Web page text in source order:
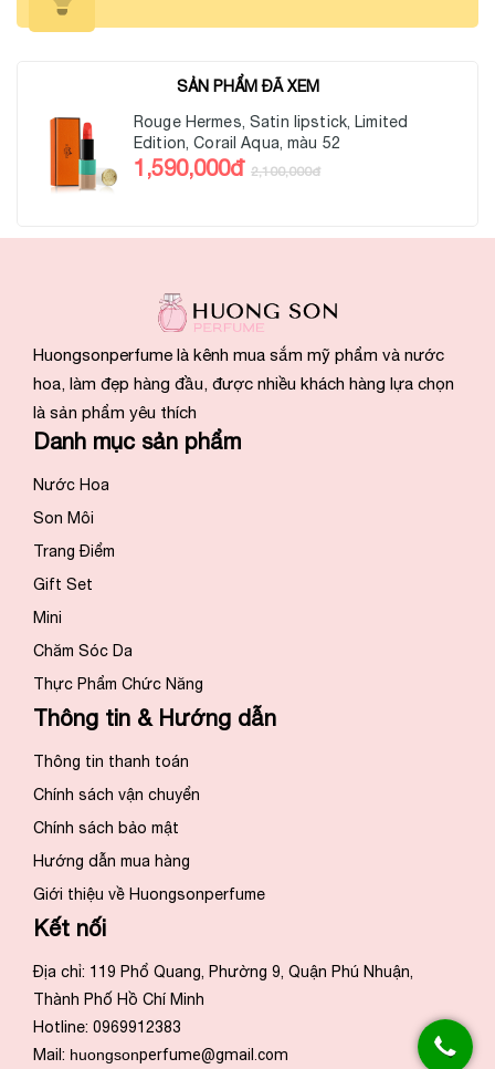
SẢN PHẨM ĐÃ XEM
Rouge Hermes, Satin lipstick, Limited
Edition, Corail Aqua, màu 52
1,590,000đ 2,100,000đ
Huongsonperfume là kênh mua sắm mỹ phẩm và nước
hoa, làm đẹp hàng đầu, được nhiều khách hàng lựa chọn
là sản phẩm yêu thích
Danh mục sản phẩm
Nước Hoa
Son Môi
Trang Điểm
Gift Set
Mini
Chăm Sóc Da
Thực Phẩm Chức Năng
Thông tin & Hướng dẫn
Thông tin thanh toán
Chính sách vận chuyển
Chính sách bảo mật
Hướng dẫn mua hàng
Giới thiệu về Huongsonperfume
Kết nối
Địa chỉ: 119 Phổ Quang, Phường 9, Quận Phú Nhuận,
Thành Phố Hồ Chí Minh
Hotline: 0969912383
Mail: huongsonperfume@gmail.com